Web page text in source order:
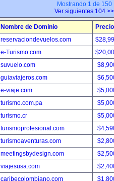
Mostrando 1 de 150
Ver siguientes 104 >>
Nombre de Dominio
Precio
reservaciondevuelos.com
e-Turismo.com
suvuelo.com
guiaviajeros.com
e-viaje.com
turismo.com.pa
turismo.cr
turismoprofesional.com
turismoaventuras.com
meetingsbydesign.com
viajesusa.com
caribecolombiano.com